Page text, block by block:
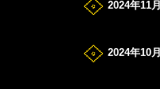
2024年11月
2024年10月